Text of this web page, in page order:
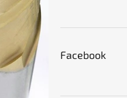
Facebook